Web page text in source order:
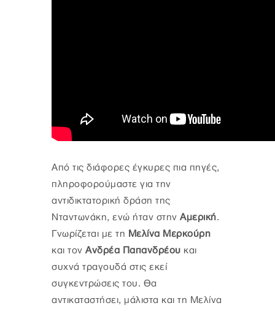
Από τις διάφορες έγκυρες πια πηγές,
πληροφορούμαστε για την
αντιδικτατορική δράση της
Νταντωνάκη, ενώ ήταν στην Αμερική.
Γνωρίζεται με τη Μελίνα Μερκούρη
και τον Ανδρέα Παπανδρέου και
συχνά τραγουδά στις εκεί
συγκεντρώσεις του. Θα
αντικαταστήσει, μάλιστα και τη Μελίνα